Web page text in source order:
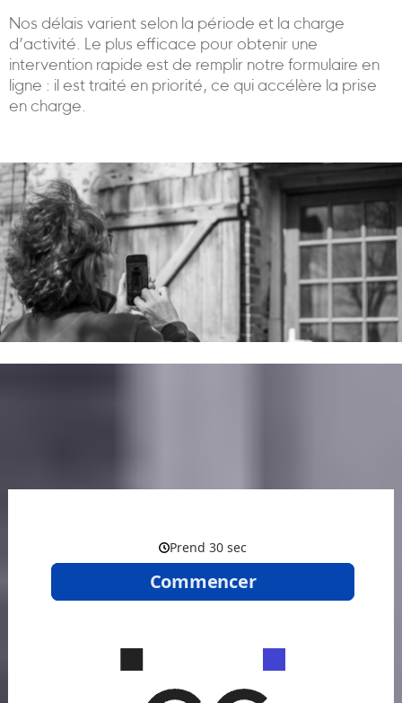
Nos délais varient selon la période et la charge
d’activité. Le plus efficace pour obtenir une
intervention rapide est de remplir notre formulaire en
ligne : il est traité en priorité, ce qui accélère la prise
en charge.